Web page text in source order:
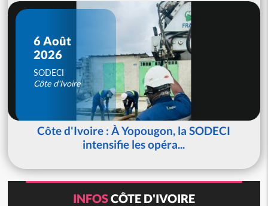
6 Août
2026
SODECI
Côte d'Ivoire
Côte d'Ivoire : À Yopougon, la SODECI
intensifie les opéra...
INFOSCÔTE D'IVOIRE